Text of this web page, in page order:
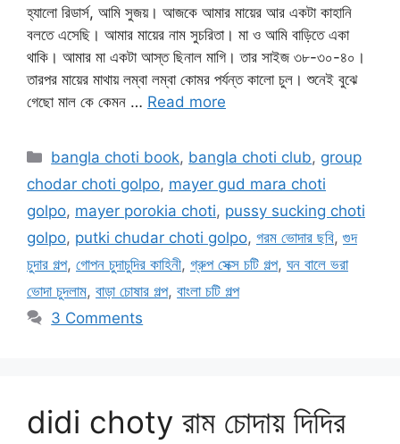
হ্যালো রিডার্স, আমি সুজয়। আজকে আমার মায়ের আর একটা কাহানি
বলতে এসেছি। আমার মায়ের নাম সুচরিতা। মা ও আমি বাড়িতে একা
থাকি। আমার মা একটা আস্ত ছিনাল মাগি। তার সাইজ ৩৮-৩০-৪০।
তারপর মায়ের মাথায় লম্বা লম্বা কোমর পর্যন্ত কালো চুল। শুনেই বুঝে
গেছো মাল কে কেমন … Read more
Categories
bangla choti book, bangla choti club, group
chodar choti golpo, mayer gud mara choti
golpo, mayer porokia choti, pussy sucking choti
golpo, putki chudar choti golpo, গরম ভোদার ছবি, গুদ
চুদার গল্প, গোপন চুদাচুদির কাহিনী, গ্রুপ সেক্স চটি গল্প, ঘন বালে ভরা
ভোদা চুদলাম, বাড়া চোষার গল্প, বাংলা চটি গল্প
3 Comments
didi choty রাম চোদায় দিদির